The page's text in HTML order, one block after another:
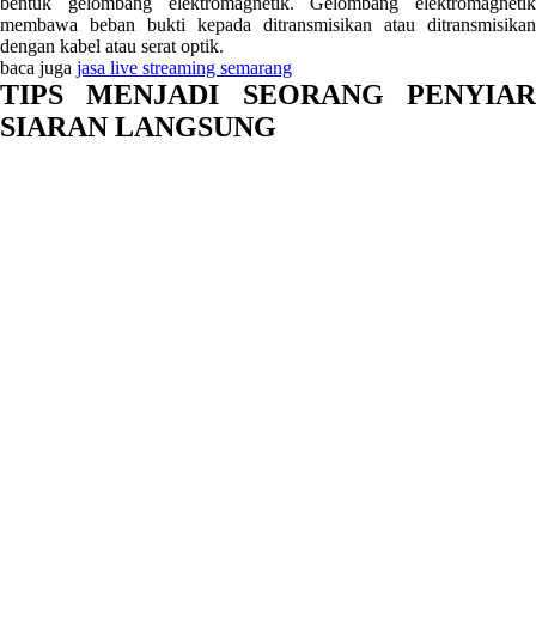
membawa beban bukti kepada ditransmisikan atau ditransmisikan
dengan kabel atau serat optik.
baca juga jasa live streaming semarang
TIPS MENJADI SEORANG PENYIAR
SIARAN LANGSUNG